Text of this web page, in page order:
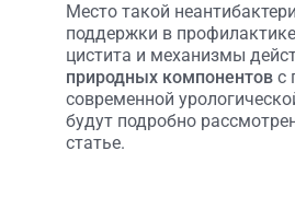
Место такой
поддержки в
цистита и механизмы
природных компонентов с
современной
будут подробно
статье.